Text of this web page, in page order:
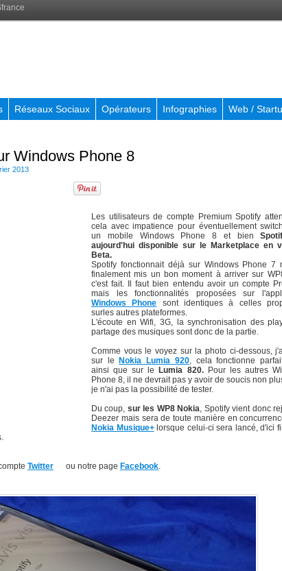
Réseaux Sociaux Opérateurs Infographies Web /
Windows Phone 8
2013
Les utilisateurs de compte Premium Spotify
cela avec impatience pour éventuellement
un mobile Windows Phone 8 et bien
aujourd'hui disponible sur le Marketplace en
Beta.
Spotify fonctionnait déjà sur Windows Phone 7
finalement mis un bon moment à arriver sur
c'est fait. Il faut bien entendu avoir un compte
mais les fonctionnalités proposées sur
Windows Phone sont identiques à celles
surles autres plateformes.
L'écoute en Wifi, 3G, la synchronisation des
partage des musiques sont donc de la partie.
Comme vous le voyez sur la photo ci-dessous,
sur le
Nokia Lumia 920, cela fonctionne
ainsi que sur le
Lumia 820.Pour les autres
Phone 8, il ne devrait pas y avoir de soucis non
je n'ai pas la possibilité de tester.
Du coup, sur les WP8 Nokia, Spotify vient donc
Deezer mais sera de toute manière en
Nokia Musique+lorsque celui-ci sera lancé, d'ici
Twitter ou notre page Facebook.